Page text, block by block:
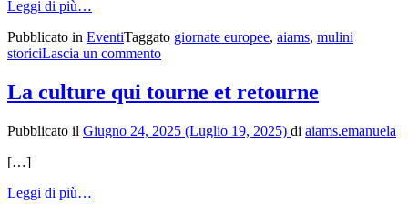
Leggi di più…
europee
dei
2026
Pubblicato in EventiTaggato giornate europee, aiams, mulini
storiciLascia un commentosu
dei
2026
La culture qui tourne et retourne
Pubblicato il Giugno 24, 2025 (Luglio 19, 2025) di aiams.emanuela
[…]
Leggi di più…